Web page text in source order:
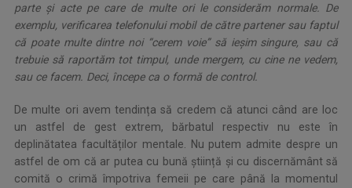
parte și acte pe care de multe ori le considerăm normale. De
exemplu, verificarea telefonului mobil de către partener sau faptul
că poate multe dintre noi “cerem voie” să ieșim singure, sau că
trebuie să raportăm tot timpul, unde mergem, cu cine ne vedem,
sau ce facem. Deci, începe ca o formă de control.
De multe ori avem tendința să credem că atunci când are loc
un astfel de gest extrem, bărbatul respectiv nu este în
deplinătatea facultăților mentale. Nu putem admite despre un
astfel de om că ar putea cu bună știință și cu discernământ să
comită o crimă împotriva femeii pe care până la momentul